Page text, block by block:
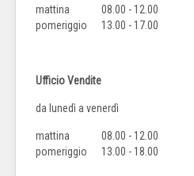
mattina
08.00 - 12.00
pomeriggio
13.00 - 17.00
Ufficio Vendite
da lunedì a venerdì
mattina
08.00 - 12.00
pomeriggio
13.00 - 18.00